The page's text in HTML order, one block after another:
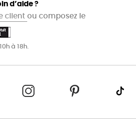
d’aide ?
client ou composez le
à 18h.